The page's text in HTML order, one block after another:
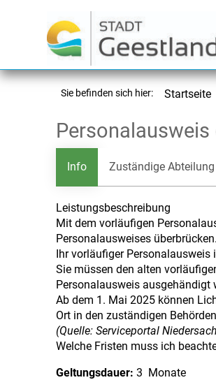
Sie befinden sich hier: Startseite
Info Zuständige Abteilung
Leistungsbeschreibung
Mit dem vorläufigen
Personalausweises überbrücken.
Ihr vorläufiger
Sie müssen den alten
Personalausweis ausgehändigt
Ab dem 1. Mai 2025 können
Ort in den zuständigen
(Quelle: Serviceportal
Welche Fristen muss ich
Geltungsdauer: 3 Monate